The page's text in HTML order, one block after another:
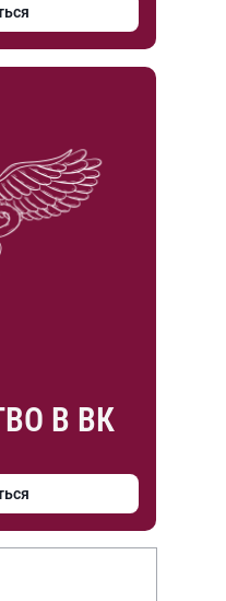
В ВК